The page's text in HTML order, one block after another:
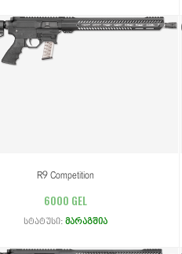
R9 Competition
6000 GEL
სტატუსი:მარაგშია